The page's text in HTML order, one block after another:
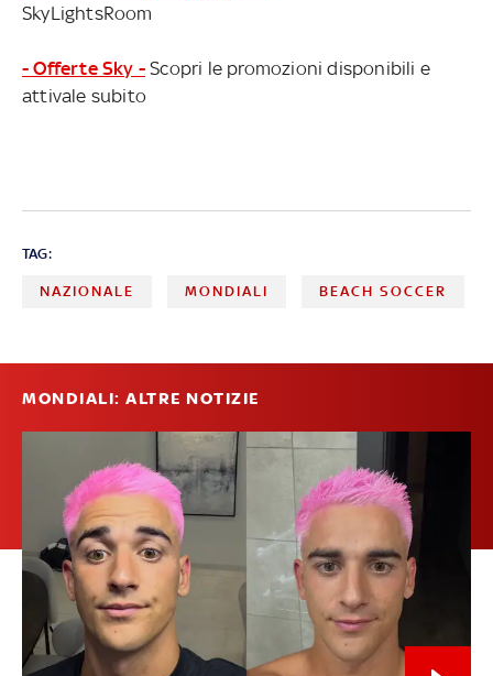
SkyLightsRoom
- Offerte Sky - Scopri le promozioni disponibili e
attivale subito
TAG:
NAZIONALE MONDIALI BEACH SOCCER
MONDIALI: ALTRE NOTIZIE